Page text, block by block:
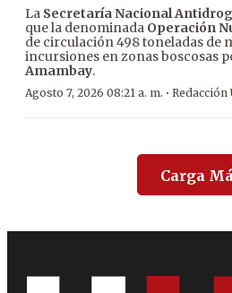
La Secretaría Nacional
que la denominada Operación
de circulación 498 toneladas de
incursiones en zonas boscosas
Amambay.
Agosto 7, 2026 08:21 a. m. · Redacción
Carga